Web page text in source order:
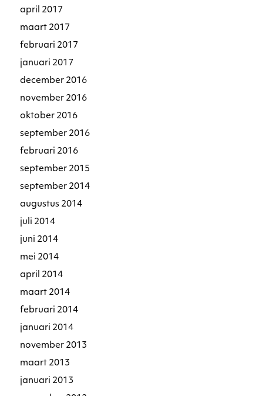
april 2017
maart 2017
februari 2017
januari 2017
december 2016
november 2016
oktober 2016
september 2016
februari 2016
september 2015
september 2014
augustus 2014
juli 2014
juni 2014
mei 2014
april 2014
maart 2014
februari 2014
januari 2014
november 2013
maart 2013
januari 2013